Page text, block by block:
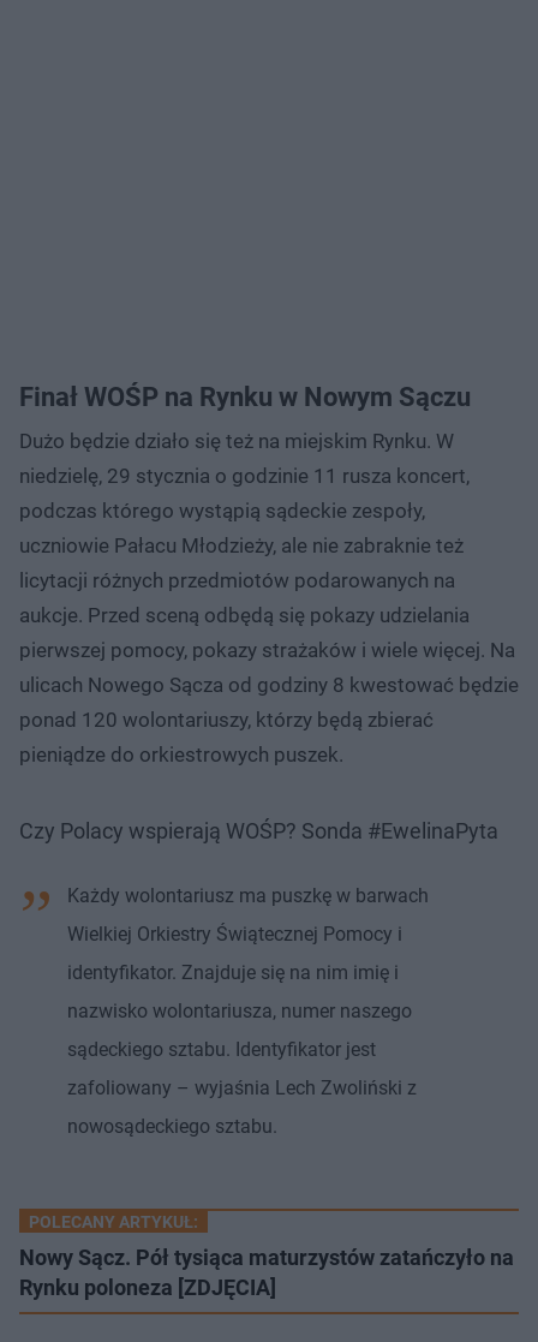
Finał WOŚP na Rynku w Nowym Sączu
Dużo będzie działo się też na miejskim Rynku. W
niedzielę, 29 stycznia o godzinie 11 rusza koncert,
podczas którego wystąpią sądeckie zespoły,
uczniowie Pałacu Młodzieży, ale nie zabraknie też
licytacji różnych przedmiotów podarowanych na
aukcje. Przed sceną odbędą się pokazy udzielania
pierwszej pomocy, pokazy strażaków i wiele więcej. Na
ulicach Nowego Sącza od godziny 8 kwestować będzie
ponad 120 wolontariuszy, którzy będą zbierać
pieniądze do orkiestrowych puszek.
Czy Polacy wspierają WOŚP? Sonda #EwelinaPyta
Każdy wolontariusz ma puszkę w barwach
Wielkiej Orkiestry Świątecznej Pomocy i
identyfikator. Znajduje się na nim imię i
nazwisko wolontariusza, numer naszego
sądeckiego sztabu. Identyfikator jest
zafoliowany – wyjaśnia Lech Zwoliński z
nowosądeckiego sztabu.
POLECANY ARTYKUŁ:
Nowy Sącz. Pół tysiąca maturzystów zatańczyło na
Rynku poloneza [ZDJĘCIA]